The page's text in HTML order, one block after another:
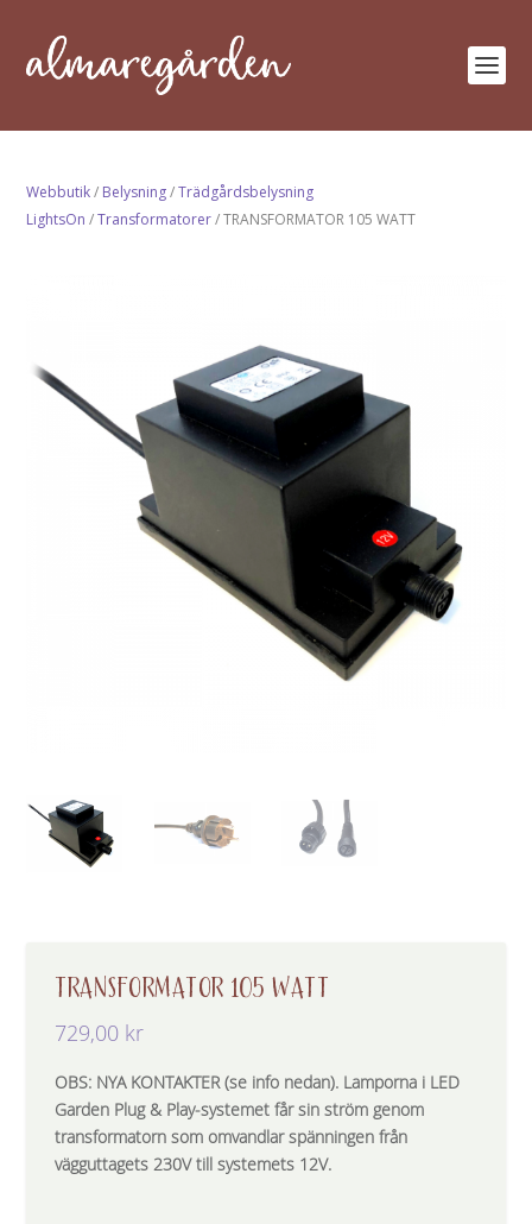
Webbutik/ Belysning/Trädgårdsbelysning
LightsOn /Transformatorer/ TRANSFORMATOR 105 WATT
TRANSFORMATOR 105 WATT
729,00 kr
OBS: NYA KONTAKTER (se info nedan). Lamporna i LED
Garden Plug & Play-systemet får sin ström genom
transformatorn som omvandlar spänningen från
vägguttagets 230V till systemets 12V.